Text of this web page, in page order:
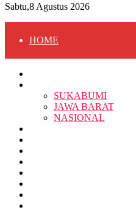
Sabtu,8 Agustus 2026
HOME
SUKABUMI
SUKABUMI
JAWA BARAT
NASIONAL